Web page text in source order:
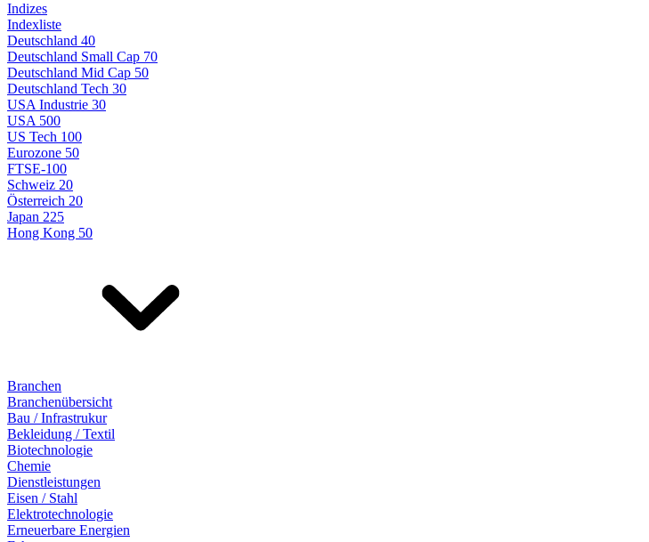
Indizes
Indexliste
Deutschland 40
Deutschland Small Cap 70
Deutschland Mid Cap 50
Deutschland Tech 30
USA Industrie 30
USA 500
US Tech 100
Eurozone 50
FTSE-100
Schweiz 20
Österreich 20
Japan 225
Hong Kong 50
Branchen
Branchenübersicht
Bau / Infrastrukur
Bekleidung / Textil
Biotechnologie
Chemie
Dienstleistungen
Eisen / Stahl
Elektrotechnologie
Erneuerbare Energien